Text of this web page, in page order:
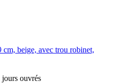
beige, avec trou robinet,
ouvrés